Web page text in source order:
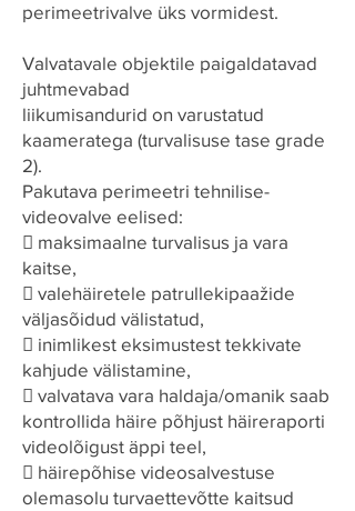
perimeetrivalve üks vormidest.
Valvatavale objektile paigaldatavad
juhtmevabad
liikumisandurid on varustatud
kaameratega (turvalisuse tase grade
2).
Pakutava perimeetri tehnilise-
videovalve eelised:
 maksimaalne turvalisus ja vara
kaitse,
 valehäiretele patrullekipaažide
väljasõidud välistatud,
 inimlikest eksimustest tekkivate
kahjude välistamine,
 valvatava vara haldaja/omanik saab
kontrollida häire põhjust häireraporti
videolõigust äppi teel,
 häirepõhise videosalvestuse
olemasolu turvaettevõtte kaitsud